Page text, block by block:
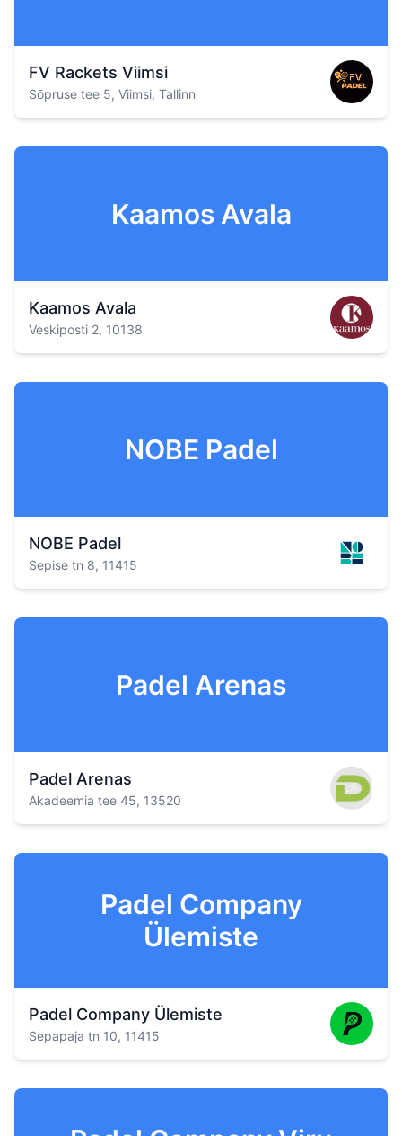
FV Rackets Viimsi
Sõpruse tee 5, Viimsi, Tallinn
Kaamos Avala
Kaamos Avala
Veskiposti 2, 10138
NOBE Padel
NOBE Padel
Sepise tn 8, 11415
Padel Arenas
Padel Arenas
Akadeemia tee 45, 13520
Padel Company
Ülemiste
Padel Company Ülemiste
Sepapaja tn 10, 11415